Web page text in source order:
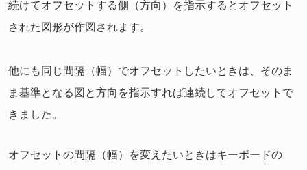
続けてオフセットする側（方向）を指示するとオフセット
された図形が作図されます。
他にも同じ間隔（幅）でオフセットしたいときは、そのま
ま基準となる図と方向を指示すれば連続してオフセットで
きました。
オフセットの間隔（幅）を変えたいときはキーボードの